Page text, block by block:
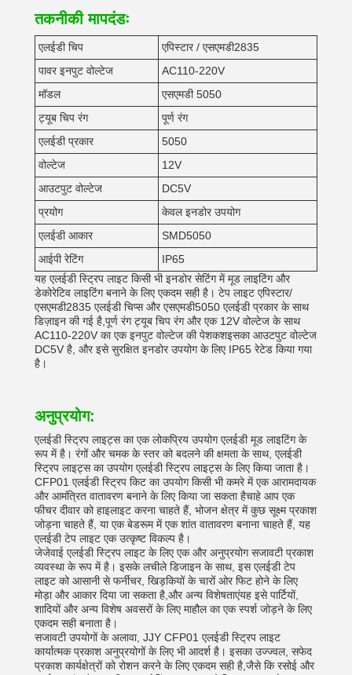
तकनीकी मापदंडः
एलईडी चिप
एपिस्टार / एसएमडी2835
पावर इनपुट वोल्टेज
AC110-220V
मॉडल
एसएमडी 5050
ट्यूब चिप रंग
पूर्ण रंग
एलईडी प्रकार
5050
वोल्टेज
12V
आउटपुट वोल्टेज
DC5V
प्रयोग
केवल इनडोर उपयोग
एलईडी आकार
SMD5050
आईपी रेटिंग
IP65
यह एलईडी स्ट्रिप लाइट किसी भी इनडोर सेटिंग में मूड लाइटिंग और
डेकोरेटिव लाइटिंग बनाने के लिए एकदम सही है। टेप लाइट एपिस्टार/
एसएमडी2835 एलईडी चिप्स और एसएमडी5050 एलईडी प्रकार के साथ
डिज़ाइन की गई है,पूर्ण रंग ट्यूब चिप रंग और एक 12V वोल्टेज के साथ
AC110-220V का एक इनपुट वोल्टेज की पेशकशइसका आउटपुट वोल्टेज
DC5V है, और इसे सुरक्षित इनडोर उपयोग के लिए IP65 रेटेड किया गया
है।
अनुप्रयोग:
एलईडी स्ट्रिप लाइट्स का एक लोकप्रिय उपयोग एलईडी मूड लाइटिंग के
रूप में है। रंगों और चमक के स्तर को बदलने की क्षमता के साथ, एलईडी
स्ट्रिप लाइट्स का उपयोग एलईडी स्ट्रिप लाइट्स के लिए किया जाता है।
CFP01 एलईडी स्ट्रिप किट का उपयोग किसी भी कमरे में एक आरामदायक
और आमंत्रित वातावरण बनाने के लिए किया जा सकता हैचाहे आप एक
फीचर दीवार को हाइलाइट करना चाहते हैं, भोजन क्षेत्र में कुछ सूक्ष्म प्रकाश
जोड़ना चाहते हैं, या एक बेडरूम में एक शांत वातावरण बनाना चाहते हैं, यह
एलईडी टेप लाइट एक उत्कृष्ट विकल्प है।
जेजेवाई एलईडी स्ट्रिप लाइट के लिए एक और अनुप्रयोग सजावटी प्रकाश
व्यवस्था के रूप में है। इसके लचीले डिजाइन के साथ, इस एलईडी टेप
लाइट को आसानी से फर्नीचर, खिड़कियों के चारों ओर फिट होने के लिए
मोड़ा और आकार दिया जा सकता है,और अन्य विशेषताएंयह इसे पार्टियों,
शादियों और अन्य विशेष अवसरों के लिए माहौल का एक स्पर्श जोड़ने के लिए
एकदम सही बनाता है।
सजावटी उपयोगों के अलावा, JJY CFP01 एलईडी स्ट्रिप लाइट
कार्यात्मक प्रकाश अनुप्रयोगों के लिए भी आदर्श है। इसका उज्ज्वल, सफेद
प्रकाश कार्यक्षेत्रों को रोशन करने के लिए एकदम सही है,जैसे कि रसोई और